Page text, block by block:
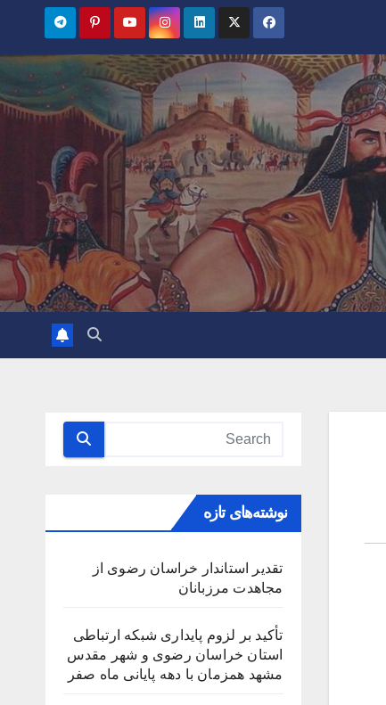
نوشته‌های تازه
تقدیر استاندار خراسان رضوی از
مجاهدت مرزبانان
تأکید بر لزوم پایداری شبکه ارتباطی
استان خراسان رضوی و شهر مقدس
مشهد همزمان با دهه پایانی ماه صفر